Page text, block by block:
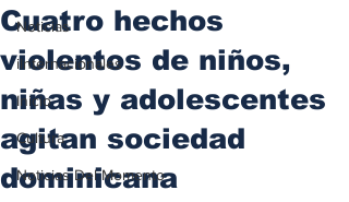
Noticias
iInternacionales
Inicio
Cultura
Noticias Del Momento
Cuatro hechos
violentos de niños,
niñas y adolescentes
agitan sociedad
dominicana